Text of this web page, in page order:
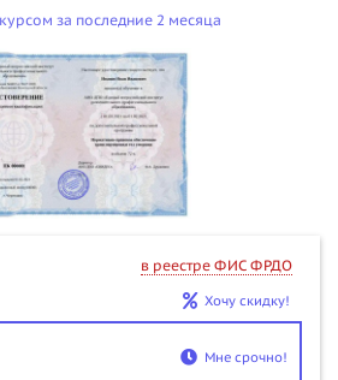
за последние 2 месяца
в реестре ФИС ФРДО
Хочу скидку!
Мне срочно!